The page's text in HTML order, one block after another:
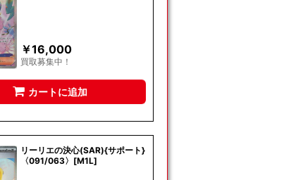
￥16,000
買取募集中！
カートに追加
リーリエの決心(SAR){サポート}
〈091/063〉[M1L]